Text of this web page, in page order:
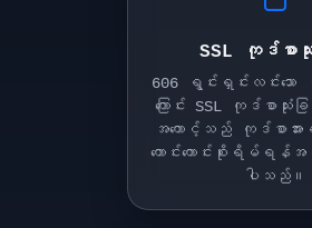
SSL ကုဒ်စာသုံး
606 ရွင်းရှင်းလင်းသ
ကြောင်း SSL ကုဒ်စာသုံး
အကောင့်သည် ကုဒ်စာအား
ကောင်းကောင်းစိုးရိမ်ရ
ပါသည်။